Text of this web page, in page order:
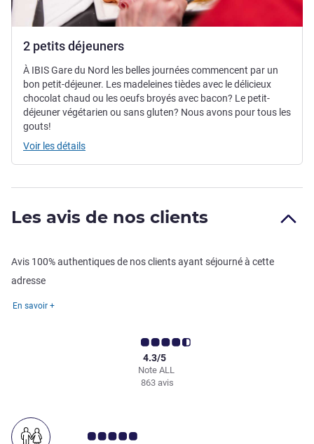
2 petits déjeuners
À IBIS Gare du Nord les belles journées commencent par un
bon petit-déjeuner. Les madeleines tièdes avec le délicieux
chocolat chaud ou les oeufs broyés avec bacon? Le petit-
déjeuner végétarien ou sans gluten? Nous avons pour tous les
gouts!
Voir les détails
Les avis de nos clients
Avis 100% authentiques de nos clients ayant séjourné à cette
adresse
En savoir +
Note ALL
4.3/5
863 avis
Note Avis clients 5.0/5